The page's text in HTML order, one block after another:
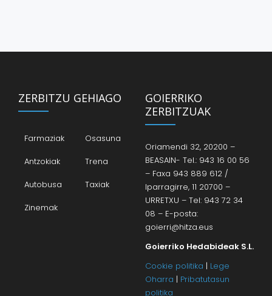
ZERBITZU GEHIAGO
Farmaziak
Osasuna
Antzokiak
Trena
Autobusa
Taxiak
Zinemak
GOIERRIKO
ZERBITZUAK
Oriamendi 32, 20200 –
BEASAIN- Tel.: 943 16 00 56
– Faxa 943 889 612 /
Iparragirre, 11 20700 –
URRETXU – Tel: 943 72 34
08 – E-posta:
goierri@hitza.eus
Goierriko Hedabideak S.L.
Cookie politika | Lege
Oharra | Pribatutasun
politika